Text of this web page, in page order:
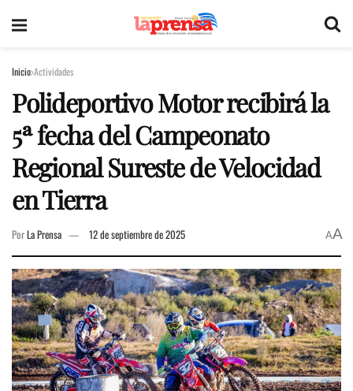
Inicio Actividades
Polideportivo Motor recibirá la
5ª fecha del Campeonato
Regional Sureste de Velocidad
en Tierra
PorLa Prensa 12 de septiembre de 2025 AA